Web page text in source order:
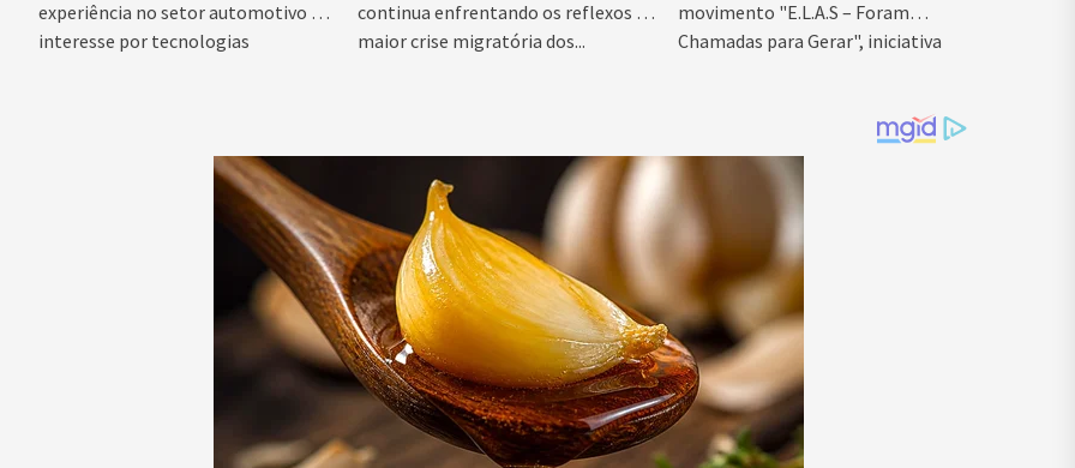
experiência no setor automotivo e
interesse por tecnologias
continua enfrentando os reflexos da
maior crise migratória dos...
movimento "E.L.A.S – Foram
Chamadas para Gerar", iniciativa